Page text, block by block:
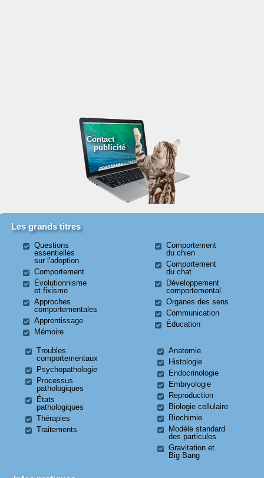
Contact
publicité
Les grands titres
Questions
essentielles
sur l'adoption
Comportement
Évolutionnisme
et fixisme
Approches
comportementales
Apprentissage
Mémoire
Comportement
du chien
Comportement
du chat
Développement
comportemental
Organes des sens
Communication
Éducation
Troubles
comportementaux
Psychopathologie
Processus
pathologiques
États
pathologiques
Thérapies
Traitements
Anatomie
Histologie
Endocrinologie
Embryologie
Reproduction
Biologie cellulaire
Biochimie
Modèle standard
des particules
Gravitation et
Big Bang